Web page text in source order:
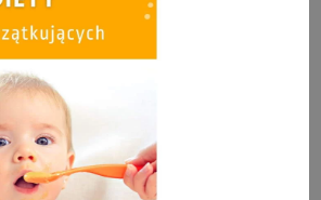
na dwie
łyżeczki